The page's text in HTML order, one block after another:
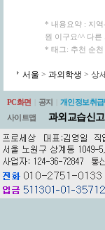
* 내용요약 : 지
원 이구요^^ 다른
* 태그: 추천 순천
서울 > 과외학생 > 상
PC화면 공지 개인정보취
사이트맵
과외교습신